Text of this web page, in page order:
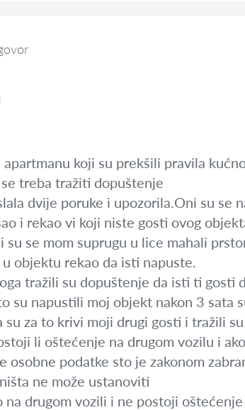
apartmanu koji su prekšili pravila
treba tražiti dopuštenje
dvije poruke i upozorila.Oni su se
i rekao vi koji niste gosti ovog
su se mom suprugu u lice mahali
objektu rekao da isti napuste.
tražili su dopuštenje da isti ti
su napustili moj objekt nakon 3 sata
su za to krivi moji drugi gosti i tražili
li oštećenje na drugom vozilu i
osobne podatke sto je zakonom
ne može ustanoviti
na drugom vozili i ne postoji